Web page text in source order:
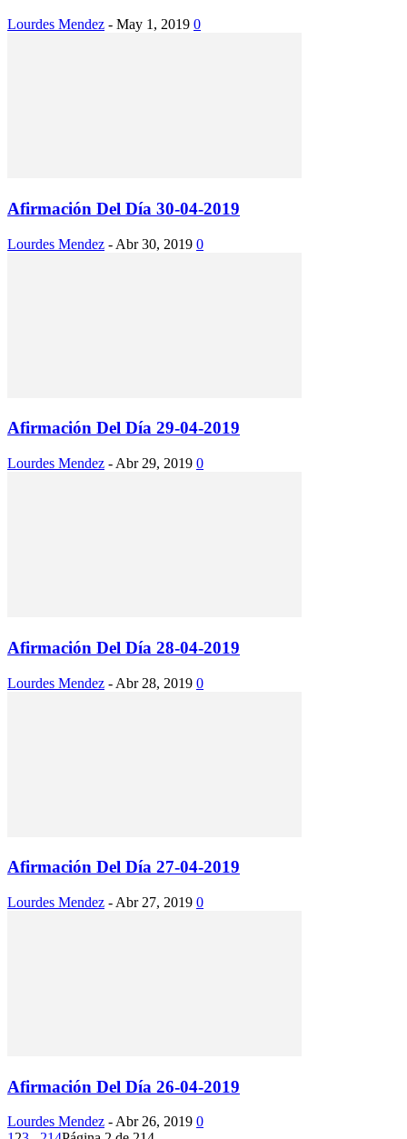
Lourdes Mendez - May 1, 2019 0
Afirmación Del Día 30-04-2019
Lourdes Mendez - Abr 30, 2019 0
Afirmación Del Día 29-04-2019
Lourdes Mendez - Abr 29, 2019 0
Afirmación Del Día 28-04-2019
Lourdes Mendez - Abr 28, 2019 0
Afirmación Del Día 27-04-2019
Lourdes Mendez - Abr 27, 2019 0
Afirmación Del Día 26-04-2019
Lourdes Mendez - Abr 26, 2019 0